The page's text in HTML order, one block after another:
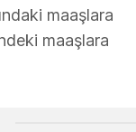
maaşlara
maaşlara